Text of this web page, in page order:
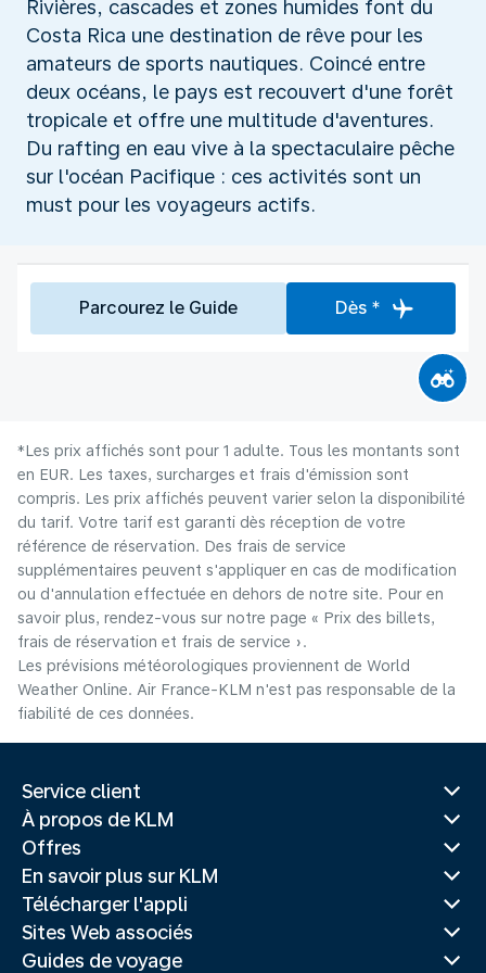
Rivières, cascades et zones humides font du
Costa Rica une destination de rêve pour les
amateurs de sports nautiques. Coincé entre
deux océans, le pays est recouvert d'une forêt
tropicale et offre une multitude d'aventures.
Du rafting en eau vive à la spectaculaire pêche
sur l'océan Pacifique : ces activités sont un
must pour les voyageurs actifs.
Parcourez le Guide Dès *
*Les prix affichés sont pour 1 adulte. Tous les montants sont
en EUR. Les taxes, surcharges et frais d'émission sont
compris. Les prix affichés peuvent varier selon la disponibilité
du tarif. Votre tarif est garanti dès réception de votre
référence de réservation. Des frais de service
supplémentaires peuvent s'appliquer en cas de modification
ou d'annulation effectuée en dehors de notre site. Pour en
savoir plus, rendez-vous sur notre page « Prix des billets,
frais de réservation et frais de service ».
Les prévisions météorologiques proviennent de World
Weather Online. Air France-KLM n'est pas responsable de la
fiabilité de ces données.
Service client
À propos de KLM
Offres
En savoir plus sur KLM
Télécharger l'appli
Sites Web associés
Guides de voyage